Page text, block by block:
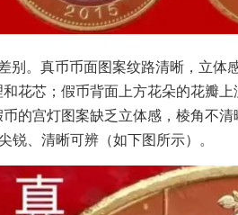
。真币币面图案纹路清晰，立体
和花芯；假币背面上方花朵的花瓣
的宫灯图案缺乏立体感，棱角不
锐、清晰可辨（如下图所示）。